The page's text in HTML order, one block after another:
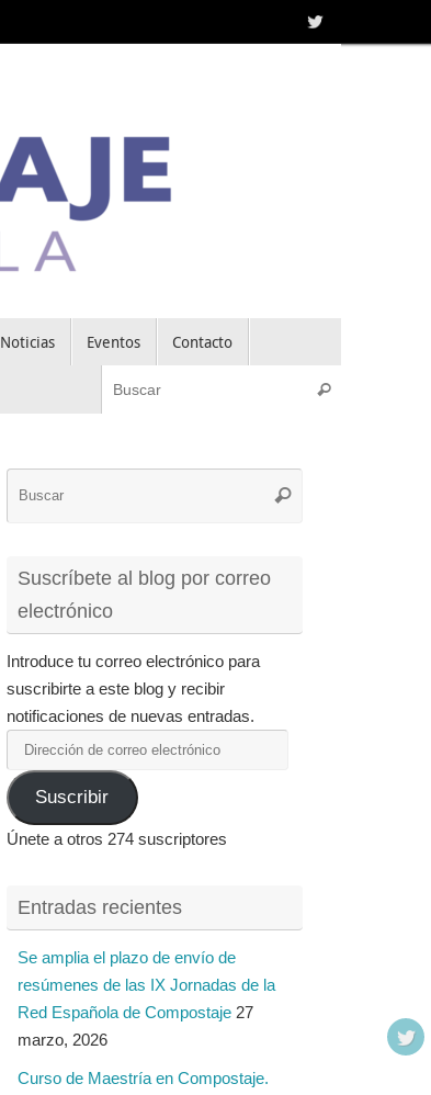
Noticias Eventos Contacto
Buscar
Buscar
Suscríbete al blog por correo
electrónico
Introduce tu correo electrónico para
suscribirte a este blog y recibir
notificaciones de nuevas entradas.
Dirección
de
correo
electrónico
Suscribir
Únete a otros 274 suscriptores
Entradas recientes
Se amplia el plazo de envío de
resúmenes de las IX Jornadas de la
Red Española de Compostaje 27
marzo, 2026
Curso de Maestría en Compostaje.